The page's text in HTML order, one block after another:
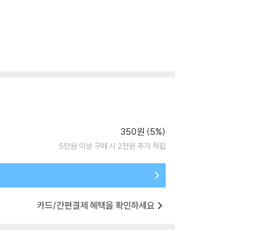
350원 (5%)
5만원 이상 구매 시 2천원 추가 적립
카드/간편결제 혜택을 확인하세요